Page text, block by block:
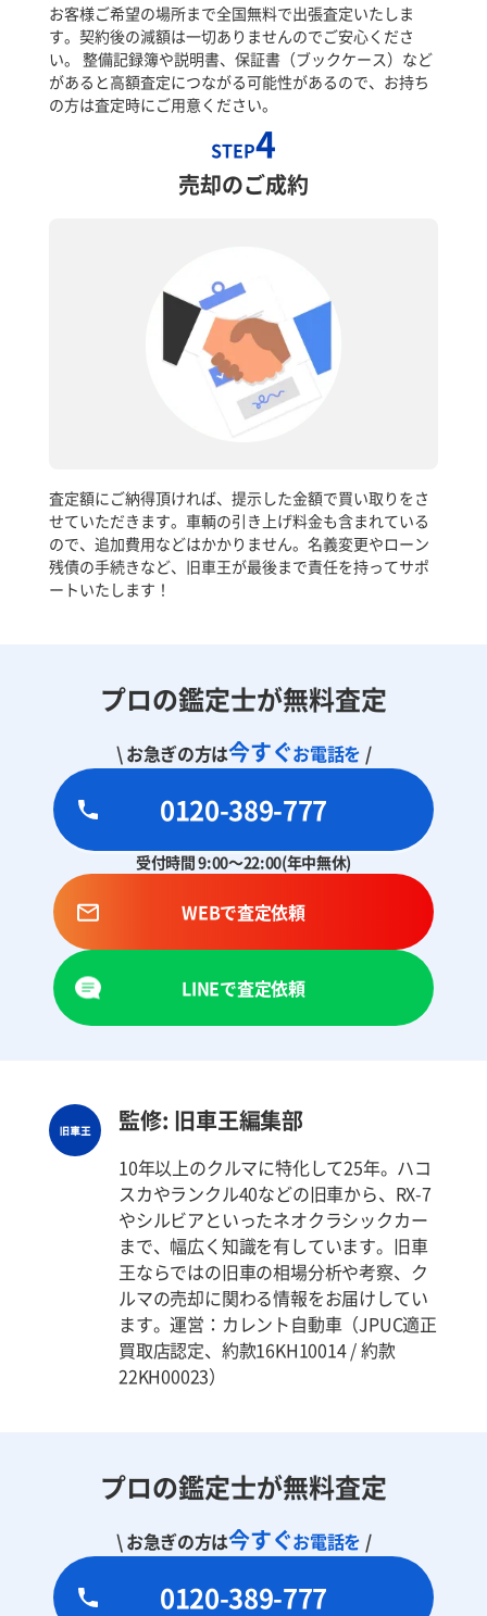
お客様ご希望の場所まで全国無料で出張査定いたしま
す。契約後の減額は一切ありませんのでご安心くださ
い。 整備記録簿や説明書、保証書（ブックケース）など
があると高額査定につながる可能性があるので、お持ち
の方は査定時にご用意ください。
STEP4
売却のご成約
査定額にご納得頂ければ、提示した金額で買い取りをさ
せていただきます。車輌の引き上げ料金も含まれている
ので、追加費用などはかかりません。名義変更やローン
残債の手続きなど、旧車王が最後まで責任を持ってサポ
ートいたします！
プロの鑑定士が無料査定
\ お急ぎの方は今すぐお電話を /
0120-389-777
受付時間 9:00～22:00(年中無休)
WEBで査定依頼
LINEで査定依頼
監修: 旧車王編集部
10年以上のクルマに特化して25年。ハコ
スカやランクル40などの旧車から、RX-7
やシルビアといったネオクラシックカー
まで、幅広く知識を有しています。旧車
王ならではの旧車の相場分析や考察、ク
ルマの売却に関わる情報をお届けしてい
ます。運営：カレント自動車（JPUC適正
買取店認定、約款16KH10014 / 約款
22KH00023）
プロの鑑定士が無料査定
\ お急ぎの方は今すぐお電話を /
0120-389-777